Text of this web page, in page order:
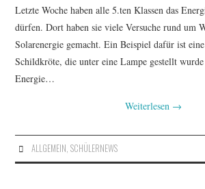
Letzte Woche haben alle 5.ten Klassen das
dürfen. Dort haben sie viele Versuche rund um
Solarenergie gemacht. Ein Beispiel dafür ist
Schildkröte, die unter eine Lampe gestellt
Energie…
Weiterlesen →
ALLGEMEIN, SCHÜLERNEWS